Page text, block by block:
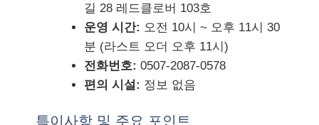
길 28 레드클로버 103호
운영 시간: 오전 10시 ~ 오후 11시 30
분 (라스트 오더 오후 11시)
전화번호: 0507-2087-0578
편의 시설: 정보 없음
특이사항 및 주요 포인트